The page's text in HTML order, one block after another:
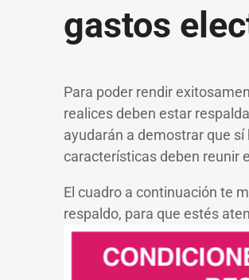
gastos
Para poder rendir
realices deben estar
ayudarán a demostrar que
características deben reunir
El cuadro a continuación te
respaldo, para que estés